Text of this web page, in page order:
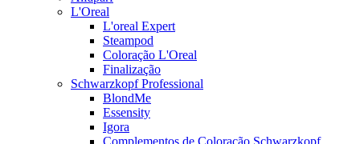
L'Oreal
L'oreal Expert
Steampod
Coloração L'Oreal
Finalização
Schwarzkopf Professional
BlondMe
Essensity
Igora
Complementos de Coloração Schwarzkopf